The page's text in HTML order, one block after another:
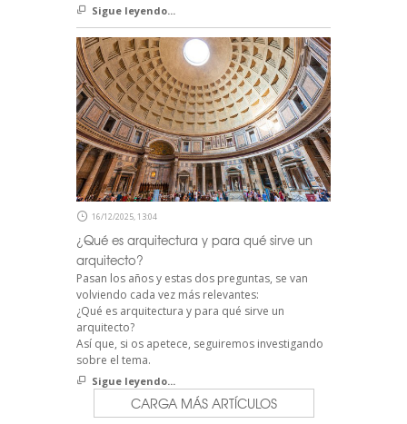
Sigue leyendo...
16/12/2025, 13:04
¿Qué es arquitectura y para qué sirve un
arquitecto?
Pasan los años y estas dos preguntas, se van
volviendo cada vez más relevantes:
¿Qué es arquitectura y para qué sirve un
arquitecto?
Así que, si os apetece, seguiremos investigando
sobre el tema.
Sigue leyendo...
CARGA MÁS ARTÍCULOS